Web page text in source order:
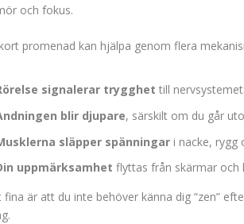
och fokus.
promenad kan hjälpa genom flera
signalerar trygghet till
blir djupare, särskilt om du går
släpper spänningar i nacke, rygg
uppmärksamhet flyttas från skärmar och
fina är att du inte behöver känna dig “zen”